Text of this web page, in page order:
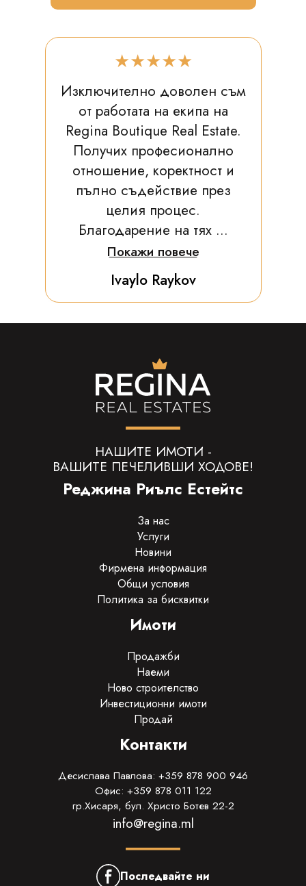
★★★★★
Изключително доволен съм
от работата на екипа на
Regina Boutique Real Estate.
Получих професионално
отношение, коректност и
пълно съдействие през
целия процес.
Благодарение на тях ...
Покажи повече
Ivaylo Raykov
НАШИТЕ ИМОТИ -
ВАШИТЕ ПЕЧЕЛИВШИ ХОДОВЕ!
Реджина Риълс Естейтс
За нас
Услуги
Новини
Фирмена информация
Общи условия
Политика за бисквитки
Имоти
Продажби
Наеми
Ново строителство
Инвестиционни имоти
Продай
Контакти
Десислава Павлова: +359 878 900 946
Офис: +359 878 011 122
гр.Хисаря, бул. Христо Ботев 22-2
info@regina.ml
Последвайте ни